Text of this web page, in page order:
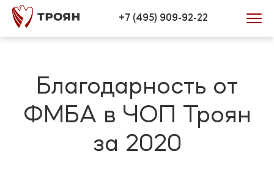
Verification: 446efd34bb0772be
+7 (495) 909-92-22
Благодарность от
ФМБА в ЧОП Троян
за 2020